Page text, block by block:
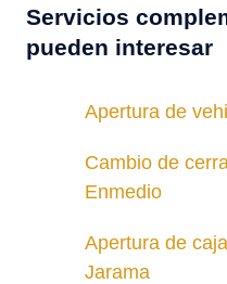
Servicios
pueden interesar
Apertura de
Cambio de
Enmedio
Apertura de
Jarama